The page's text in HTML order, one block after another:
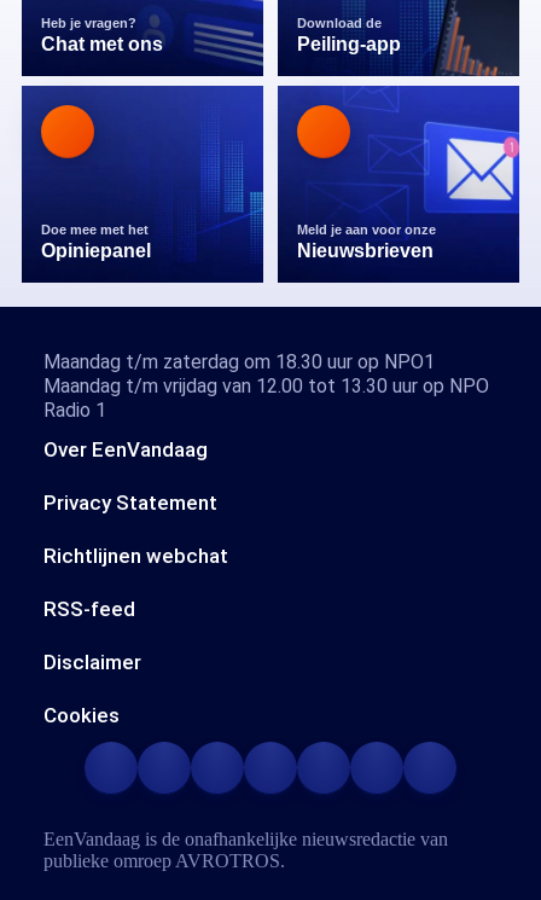
Heb je vragen?
Chat met ons
Download de
Peiling-app
Doe mee met het
Opiniepanel
Meld je aan voor onze
Nieuwsbrieven
Over EenVandaag
Privacy Statement
Richtlijnen webchat
RSS-feed
Disclaimer
Cookies
Maandag t/m zaterdag om 18.30 uur op NPO1
Maandag t/m vrijdag van 12.00 tot 13.30 uur op NPO
Radio 1
EenVandaag is de onafhankelijke nieuwsredactie van
publieke omroep AVROTROS.